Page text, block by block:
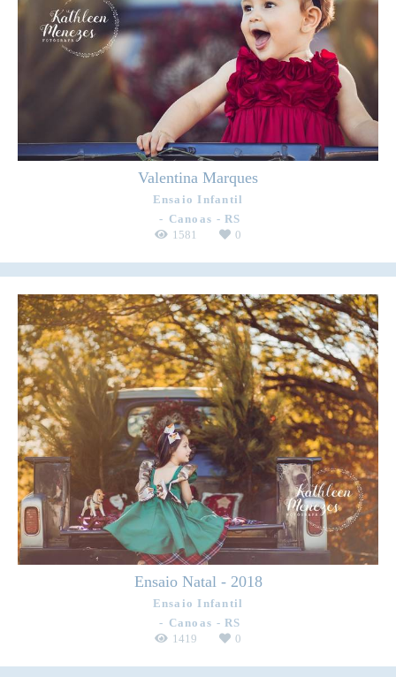
Valentina Marques
Ensaio Infantil
Canoas - RS
1581 0
Ensaio Natal - 2018
Ensaio Infantil
Canoas - RS
1419 0